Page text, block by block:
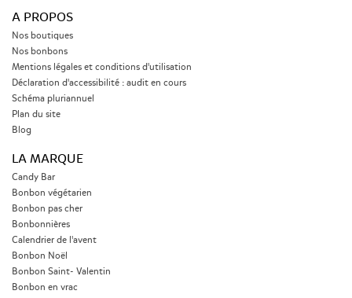
A PROPOS
Nos boutiques
Nos bonbons
Mentions légales et conditions d'utilisation
Déclaration d'accessibilité : audit en cours
Schéma pluriannuel
Plan du site
Blog
LA MARQUE
Candy Bar
Bonbon végétarien
Bonbon pas cher
Bonbonnières
Calendrier de l'avent
Bonbon Noël
Bonbon Saint- Valentin
Bonbon en vrac